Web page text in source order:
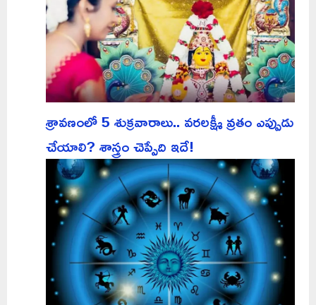
శ్రావణంలో 5 శుక్రవారాలు.. వరలక్ష్మీ వ్రతం ఎప్పుడు
చేయాలి? శాస్త్రం చెప్పేది ఇదే!